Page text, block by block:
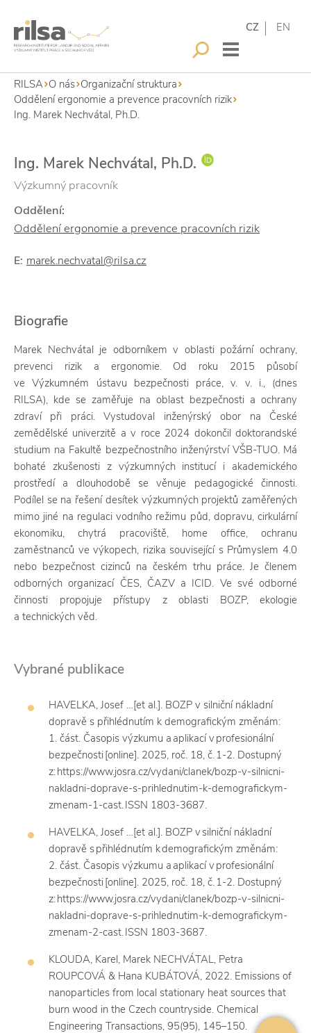
CZ EN
RILSA O nás Organizační struktura
Oddělení ergonomie a prevence pracovních rizik
Ing. Marek Nechvátal, Ph.D.
Ing. Marek Nechvátal, Ph.D.
Výzkumný pracovník
Oddělení:
Oddělení ergonomie a prevence pracovních rizik
E: marek.nechvatal@rilsa.cz
Biografie
Marek Nechvátal je odborníkem v oblasti požární ochrany,
prevenci rizik a ergonomie. Od roku 2015 působí
ve Výzkumném ústavu bezpečnosti práce, v. v. i., (dnes
RILSA), kde se zaměřuje na oblast bezpečnosti a ochrany
zdraví při práci. Vystudoval inženýrský obor na České
zemědělské univerzitě a v roce 2024 dokončil doktorandské
studium na Fakultě bezpečnostního inženýrství VŠB-TUO. Má
bohaté zkušenosti z výzkumných institucí i akademického
prostředí a dlouhodobě se věnuje pedagogické činnosti.
Podílel se na řešení desítek výzkumných projektů zaměřených
mimo jiné na regulaci vodního režimu půd, dopravu, cirkulární
ekonomiku, chytrá pracoviště, home office, ochranu
zaměstnanců ve výkopech, rizika související s Průmyslem 4.0
nebo bezpečnost cizinců na českém trhu práce. Je členem
odborných organizací ČES, ČAZV a ICID. Ve své odborné
činnosti propojuje přístupy z oblasti BOZP, ekologie
a technických věd.
Vybrané publikace
HAVELKA, Josef …[et al.]. BOZP v silniční nákladní
dopravě s přihlédnutím k demografickým změnám:
1. část. Časopis výzkumu a aplikací v profesionální
bezpečnosti [online]. 2025, roč. 18, č. 1-2. Dostupný
z: https://www.josra.cz/vydani/clanek/bozp-v-silnicni-
nakladni-doprave-s-prihlednutim-k-demografickym-
zmenam-1-cast. ISSN 1803-3687.
HAVELKA, Josef …[et al.]. BOZP v silniční nákladní
dopravě s přihlédnutím k demografickým změnám:
2. část. Časopis výzkumu a aplikací v profesionální
bezpečnosti [online]. 2025, roč. 18, č. 1-2. Dostupný
z: https://www.josra.cz/vydani/clanek/bozp-v-silnicni-
nakladni-doprave-s-prihlednutim-k-demografickym-
zmenam-2-cast. ISSN 1803-3687.
KLOUDA, Karel, Marek NECHVÁTAL, Petra
ROUPCOVÁ & Hana KUBÁTOVÁ, 2022. Emissions of
nanoparticles from local stationary heat sources that
burn wood in the Czech countryside. Chemical
Engineering Transactions, 95(95), 145–150.